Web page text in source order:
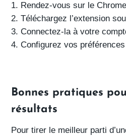
Rendez-vous sur le
Téléchargez l’extension
Connectez-la à votre
Configurez vos
Bonnes pratiques
résultats
Pour tirer le meilleur parti